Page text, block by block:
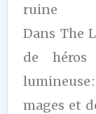
ruine
Dans The
de
mages et